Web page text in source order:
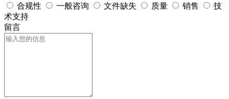
合规性
一般咨询 文件缺失 质量 销售
技
术支持
留言